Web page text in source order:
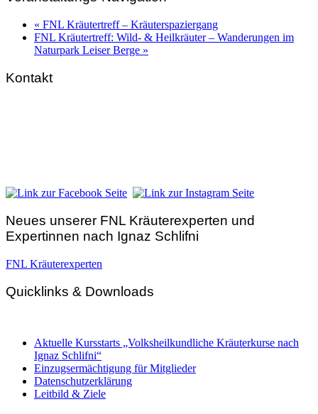
« FNL Kräutertreff – Kräuterspaziergang
FNL Kräutertreff: Wild- & Heilkräuter – Wanderungen im
Naturpark Leiser Berge »
Kontakt
Neues unserer FNL Kräuterexperten und
Expertinnen nach Ignaz Schlifni
FNL Kräuterexperten
Quicklinks & Downloads
Aktuelle Kursstarts „Volksheilkundliche Kräuterkurse nach
Ignaz Schlifni“
Einzugsermächtigung für Mitglieder
Datenschutzerklärung
Leitbild & Ziele